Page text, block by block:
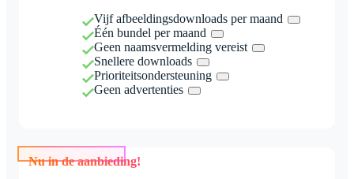
Vijf afbeeldingsdownloads per maand
Één bundel per maand
Geen naamsvermelding vereist
Snellere downloads
Prioriteitsondersteuning
Geen advertenties
Nu in de aanbieding!